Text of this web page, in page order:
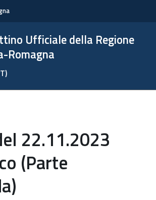
Ufficiale della Regione
Romagna
22.11.2023
(Parte